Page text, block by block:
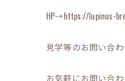
HP→https://lupinus-
見学等のお問い合
お気軽にお問い合わ